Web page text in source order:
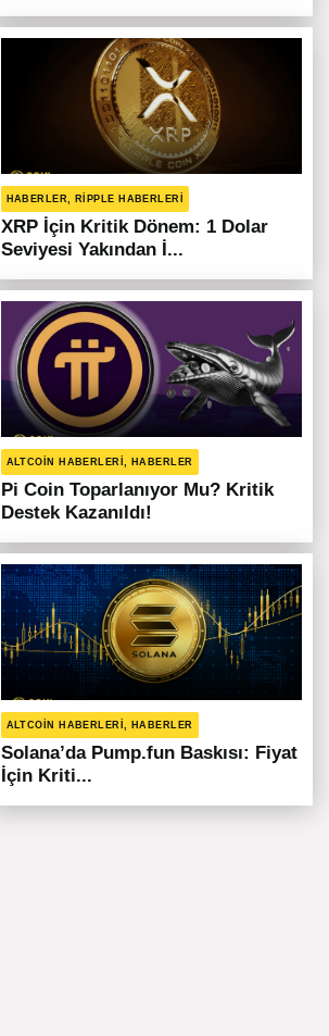
HABERLER, RIPPLE HABERLERI
XRP İçin Kritik Dönem: 1 Dolar
Seviyesi Yakından İ...
ALTCOIN HABERLERI, HABERLER
Pi Coin Toparlanıyor Mu? Kritik
Destek Kazanıldı!
ALTCOIN HABERLERI, HABERLER
Solana’da Pump.fun Baskısı: Fiyat
İçin Kriti...